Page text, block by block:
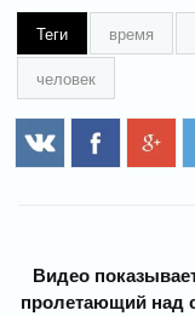
Теги время
человек
Видео
пролетающий над